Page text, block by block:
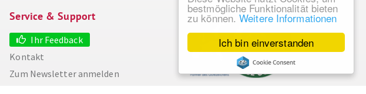
Ich bin einverstanden
bestmögliche Funktionalität bieten
zu können.Weitere Informationen
Service & Support
Ihr Feedback
Kontakt
Zum Newsletter anmelden